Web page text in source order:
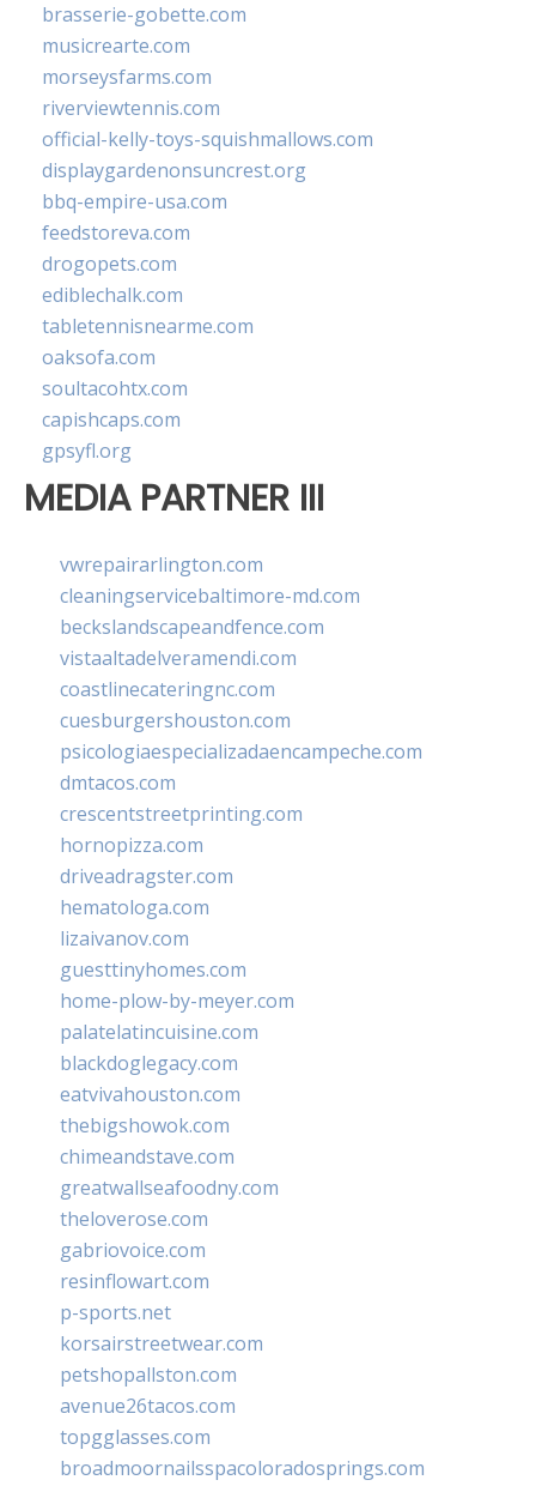
brasserie-gobette.com
musicrearte.com
morseysfarms.com
riverviewtennis.com
official-kelly-toys-squishmallows.com
displaygardenonsuncrest.org
bbq-empire-usa.com
feedstoreva.com
drogopets.com
ediblechalk.com
tabletennisnearme.com
oaksofa.com
soultacohtx.com
capishcaps.com
gpsyfl.org
MEDIA PARTNER III
vwrepairarlington.com
cleaningservicebaltimore-md.com
beckslandscapeandfence.com
vistaaltadelveramendi.com
coastlinecateringnc.com
cuesburgershouston.com
psicologiaespecializadaencampeche.com
dmtacos.com
crescentstreetprinting.com
hornopizza.com
driveadragster.com
hematologa.com
lizaivanov.com
guesttinyhomes.com
home-plow-by-meyer.com
palatelatincuisine.com
blackdoglegacy.com
eatvivahouston.com
thebigshowok.com
chimeandstave.com
greatwallseafoodny.com
theloverose.com
gabriovoice.com
resinflowart.com
p-sports.net
korsairstreetwear.com
petshopallston.com
avenue26tacos.com
topgglasses.com
broadmoornailsspacoloradosprings.com